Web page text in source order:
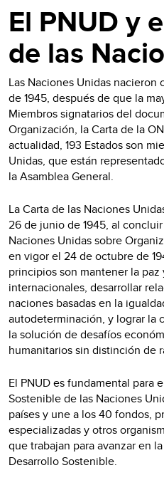
El PNUD y
de las
Las Naciones Unidas
de 1945, después de que la
Miembros signatarios del
Organización, la Carta de la
actualidad, 193 Estados son
Unidas, que están
la Asamblea General.
La Carta de las Naciones
26 de junio de 1945, al
Naciones Unidas sobre
en vigor el 24 de octubre de
principios son mantener la paz
internacionales, desarrollar
naciones basadas en la
autodeterminación, y lograr la
la solución de desafíos
humanitarios sin distinción de
El PNUD es fundamental para
Sostenible de las Naciones
países y une a los 40 fondos,
especializadas y otros
que trabajan para avanzar en
Desarrollo Sostenible.